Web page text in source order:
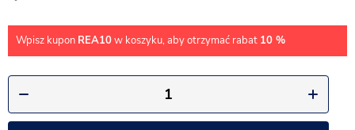
Wpisz kupon REA10w koszyku, aby otrzymać rabat 10 %